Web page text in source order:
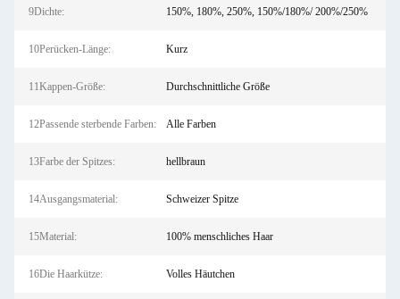
9Dichte: 150%, 180%, 250%, 150%/180%/ 200%/250%
10Perücken-Länge: Kurz
11Kappen-Größe: Durchschnittliche Größe
12Passende sterbende Farben: Alle Farben
13Farbe der Spitzes: hellbraun
14Ausgangsmaterial: Schweizer Spitze
15Material: 100% menschliches Haar
16Die Haarkütze: Volles Häutchen